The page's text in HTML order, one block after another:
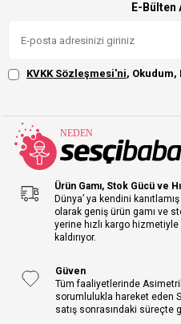
E-Bülten
KVKK Sözleşmesi'ni, Okudum,
Ürün Gamı, Stok Gücü ve
Dünya’ ya kendini
olarak geniş ürün gamı ve
yerine hızlı kargo
kaldırıyor.
Güven
Tüm faaliyetlerinde
sorumlulukla hareket eden
satış sonrasındaki süreçte